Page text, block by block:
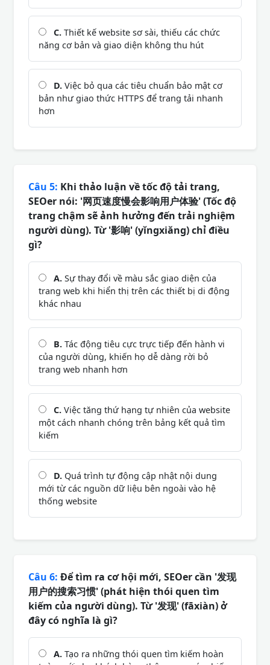
C. Thiết kế website sơ sài, thiếu các chức
năng cơ bản và giao diện không thu hút
D. Việc bỏ qua các tiêu chuẩn bảo mật cơ
bản như giao thức HTTPS để trang tải nhanh
hơn
Câu 5: Khi thảo luận về tốc độ tải trang,
SEOer nói: '网页速度慢会影响用户体验' (Tốc độ
trang chậm sẽ ảnh hưởng đến trải nghiệm
người dùng). Từ '影响' (yǐngxiǎng) chỉ điều
gì?
A. Sự thay đổi về màu sắc giao diện của
trang web khi hiển thị trên các thiết bị di động
khác nhau
B. Tác động tiêu cực trực tiếp đến hành vi
của người dùng, khiến họ dễ dàng rời bỏ
trang web nhanh hơn
C. Việc tăng thứ hạng tự nhiên của website
một cách nhanh chóng trên bảng kết quả tìm
kiếm
D. Quá trình tự động cập nhật nội dung
mới từ các nguồn dữ liệu bên ngoài vào hệ
thống website
Câu 6: Để tìm ra cơ hội mới, SEOer cần '发现
用户的搜索习惯' (phát hiện thói quen tìm
kiếm của người dùng). Từ '发现' (fāxiàn) ở
đây có nghĩa là gì?
A. Tạo ra những thói quen tìm kiếm hoàn